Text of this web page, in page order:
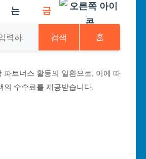
는
금
검색 홈
파트너스 활동의 일환으로, 이에 따
의 수수료를 제공받습니다.